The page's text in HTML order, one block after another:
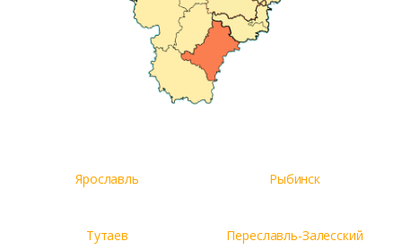
Ярославль Рыбинск
Тутаев Переславль-Залесский